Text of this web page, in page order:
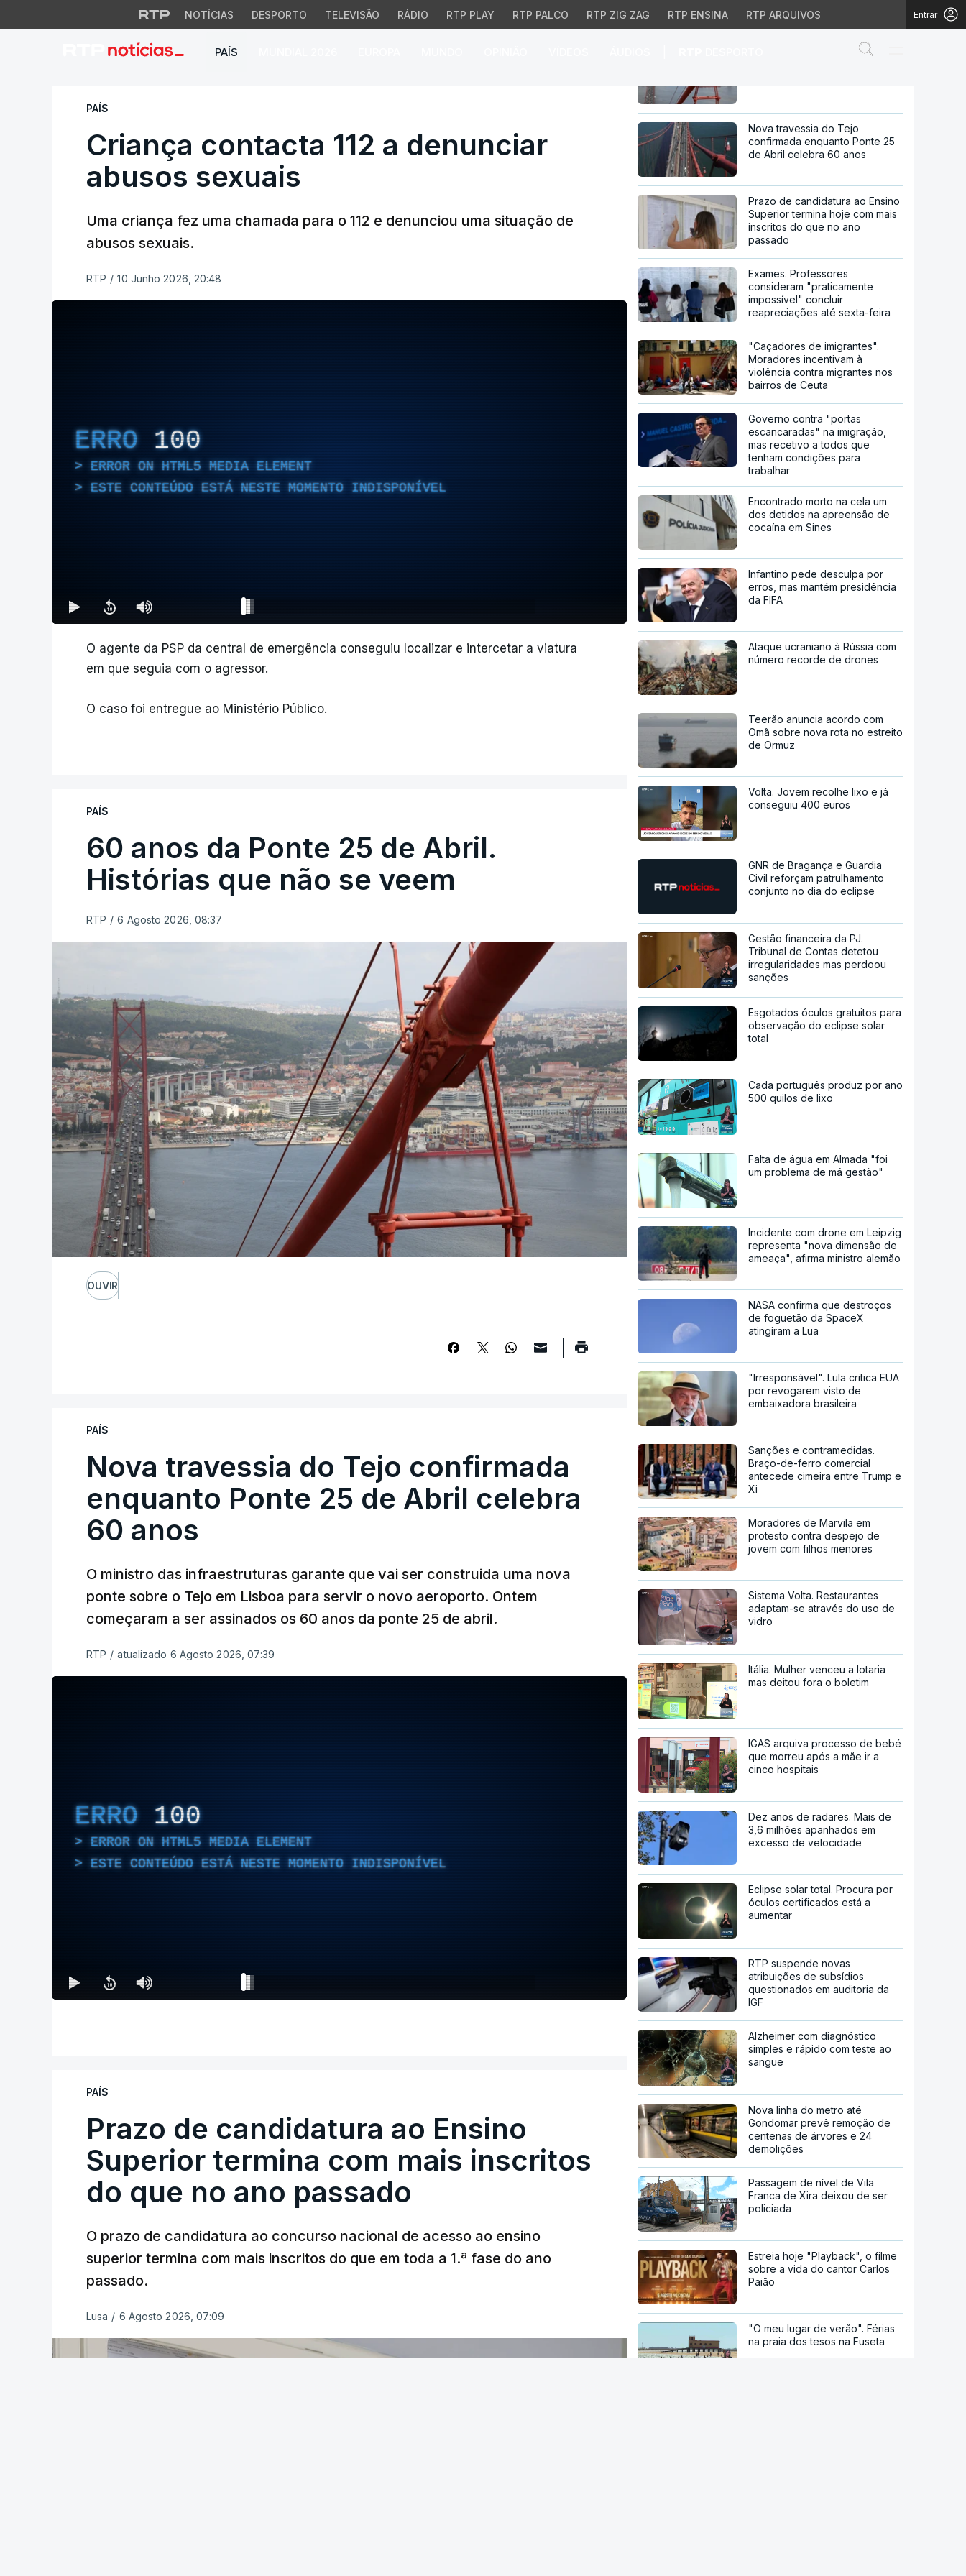
NOTÍCIAS DESPORTO TELEVISÃO RÁDIO RTP PLAY RTP PALCO RTP ZIG ZAG RTP ENSINA RTP ARQUIVOS Entrar
PAÍS
Criança contacta 112 a denunciar abusos sexuais
PAÍS
Criança contacta 112 a denunciar
abusos sexuais
Uma criança fez uma chamada para o 112 e denunciou uma situação de
abusos sexuais.
RTP / 10 Junho 2026, 20:48
ERRO 100
ERROR ON HTML5 MEDIA ELEMENT
ESTE CONTEÚDO ESTÁ NESTE MOMENTO INDISPONÍVEL
O agente da PSP da central de emergência conseguiu localizar e intercetar a viatura
em que seguia com o agressor.
O caso foi entregue ao Ministério Público.
PAÍS
60 anos da Ponte 25 de Abril.
Histórias que não se veem
RTP / 6 Agosto 2026, 08:37
OUVIR
PAÍS
Nova travessia do Tejo confirmada
enquanto Ponte 25 de Abril celebra
60 anos
O ministro das infraestruturas garante que vai ser construida uma nova
ponte sobre o Tejo em Lisboa para servir o novo aeroporto. Ontem
começaram a ser assinados os 60 anos da ponte 25 de abril.
RTP / atualizado 6 Agosto 2026, 07:39
ERRO 100
ERROR ON HTML5 MEDIA ELEMENT
ESTE CONTEÚDO ESTÁ NESTE MOMENTO INDISPONÍVEL
PAÍS
Prazo de candidatura ao Ensino
Superior termina com mais inscritos
do que no ano passado
O prazo de candidatura ao concurso nacional de acesso ao ensino
superior termina com mais inscritos do que em toda a 1.ª fase do ano
passado.
Lusa / 6 Agosto 2026, 07:09
60 anos da Ponte 25 de Abril.
Nova travessia do Tejo
confirmada enquanto Ponte 25
de Abril celebra 60 anos
Prazo de candidatura ao Ensino
Superior termina hoje com mais
inscritos do que no ano
passado
Exames. Professores
consideram "praticamente
impossível" concluir
reapreciações até sexta-feira
"Caçadores de imigrantes".
Moradores incentivam à
violência contra migrantes nos
bairros de Ceuta
Governo contra "portas
escancaradas" na imigração,
mas recetivo a todos que
tenham condições para
trabalhar
Encontrado morto na cela um
dos detidos na apreensão de
cocaína em Sines
Infantino pede desculpa por
erros, mas mantém presidência
da FIFA
Ataque ucraniano à Rússia com
número recorde de drones
Teerão anuncia acordo com
Omã sobre nova rota no estreito
de Ormuz
Volta. Jovem recolhe lixo e já
conseguiu 400 euros
GNR de Bragança e Guardia
Civil reforçam patrulhamento
conjunto no dia do eclipse
Gestão financeira da PJ.
Tribunal de Contas detetou
irregularidades mas perdoou
sanções
Esgotados óculos gratuitos para
observação do eclipse solar
total
Cada português produz por ano
500 quilos de lixo
Falta de água em Almada "foi
um problema de má gestão"
Incidente com drone em Leipzig
representa "nova dimensão de
ameaça", afirma ministro alemão
NASA confirma que destroços
de foguetão da SpaceX
atingiram a Lua
"Irresponsável". Lula critica EUA
por revogarem visto de
embaixadora brasileira
Sanções e contramedidas.
Braço-de-ferro comercial
antecede cimeira entre Trump e
Xi
Moradores de Marvila em
protesto contra despejo de
jovem com filhos menores
Sistema Volta. Restaurantes
adaptam-se através do uso de
vidro
Itália. Mulher venceu a lotaria
mas deitou fora o boletim
IGAS arquiva processo de bebé
que morreu após a mãe ir a
cinco hospitais
Dez anos de radares. Mais de
3,6 milhões apanhados em
excesso de velocidade
Eclipse solar total. Procura por
óculos certificados está a
aumentar
RTP suspende novas
atribuições de subsídios
questionados em auditoria da
IGF
Alzheimer com diagnóstico
simples e rápido com teste ao
sangue
Nova linha do metro até
Gondomar prevê remoção de
centenas de árvores e 24
demolições
Passagem de nível de Vila
Franca de Xira deixou de ser
policiada
Estreia hoje "Playback", o filme
sobre a vida do cantor Carlos
Paião
"O meu lugar de verão". Férias
na praia dos tesos na Fuseta